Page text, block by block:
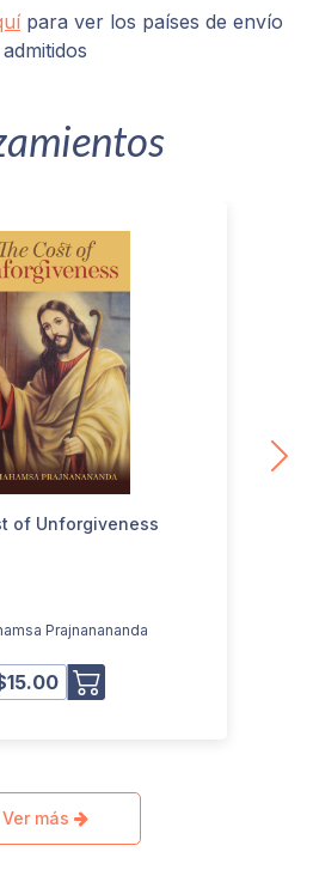
para ver los países de envío
admitidos
of Unforgiveness
Prajnanananda
Ver más